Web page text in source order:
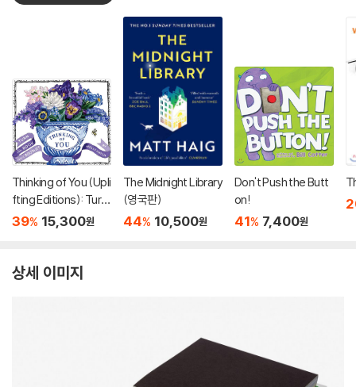
Thinking of You (Upli
fting Editions): Turn
This Book Into a Bou
39% 15,300원
The Midnight Library
(영국판)
44% 10,500원
Don't Push the Butt
on!
41% 7,400원
상세 이미지